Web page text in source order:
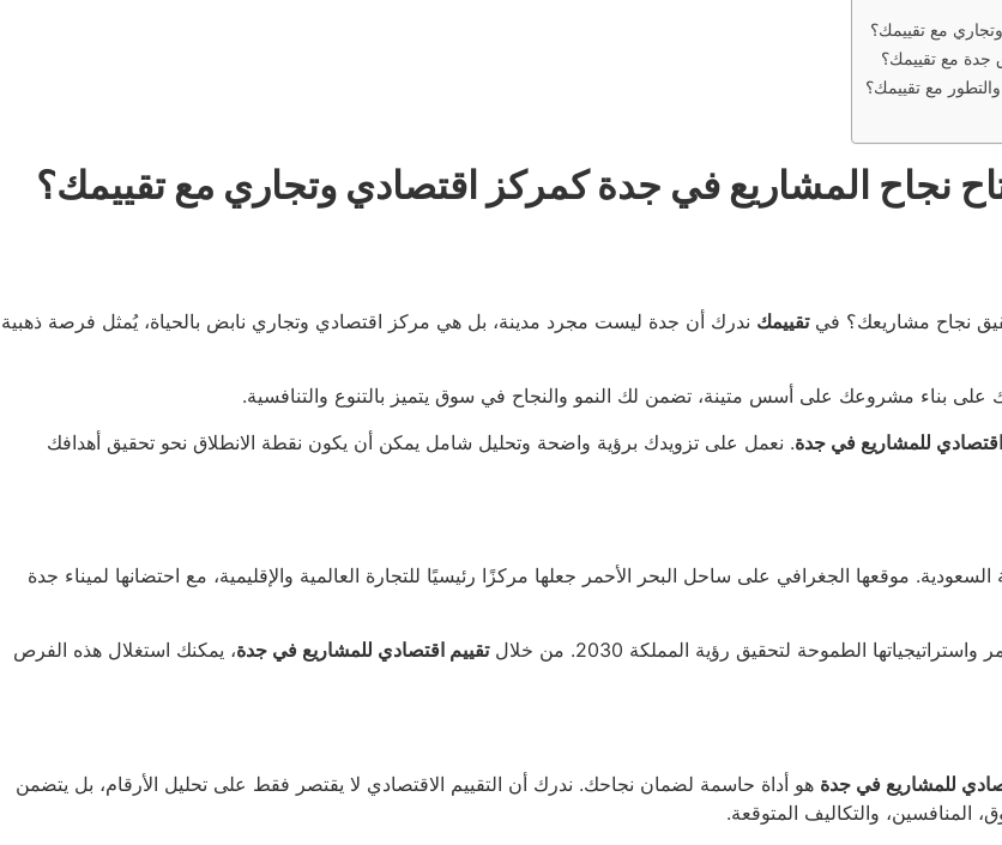
مع تقييمك؟
جدة مع تقييمك؟
مع تقييمك؟
نجاح المشاريع في جدة كمركز اقتصادي وتجاري مع تقييمك؟
نجاح مشاريعك؟ فيتقييمك ندرك أن جدة ليست مجرد مدينة، بل هي مركز اقتصادي وتجاري نابض بالحياة، يُمثل فرصة ذهبية
على بناء مشروعك على أسس متينة، تضمن لك النمو والنجاح في سوق يتميز بالتنوع والتنافسية.
اقتصادي للمشاريع في جدة. نعمل على تزويدك برؤية واضحة وتحليل شامل يمكن أن يكون نقطة الانطلاق نحو تحقيق أهدافك
موقعها الجغرافي على ساحل البحر الأحمر جعلها مركزًا رئيسيًا للتجارة العالمية والإقليمية، مع احتضانها لميناء جدة
الطموحة لتحقيق رؤية المملكة 2030. من خلال تقييم اقتصادي للمشاريع في جدة، يمكنك استغلال هذه الفرص
للمشاريع في جدة هو أداة حاسمة لضمان نجاحك. ندرك أن التقييم الاقتصادي لا يقتصر فقط على تحليل الأرقام، بل يتضمن
المنافسين، والتكاليف المتوقعة.